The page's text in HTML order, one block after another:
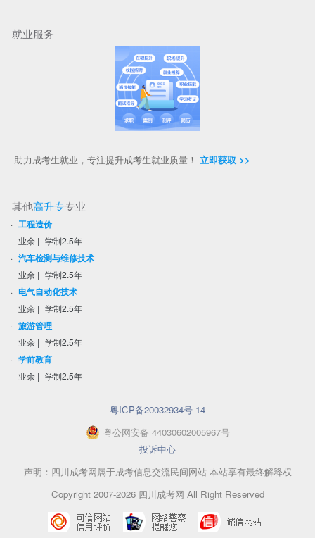
就业服务
助力成考生就业，专注提升成考生就业质量！ 立即获取 >>
其他高升专专业
· 工程造价
业余 | 学制2.5年
· 汽车检测与维修技术
业余 | 学制2.5年
· 电气自动化技术
业余 | 学制2.5年
· 旅游管理
业余 | 学制2.5年
· 学前教育
业余 | 学制2.5年
粤ICP备20032934号-14
粤公网安备 44030602005967号
投诉中心
声明：四川成考网属于成考信息交流民间网站 本站享有最终解释权
Copyright 2007-2026 四川成考网 All Right Reserved